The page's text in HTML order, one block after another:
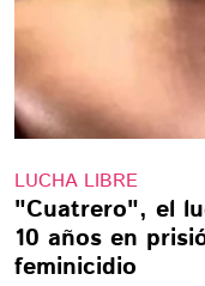
LUCHA LIBRE
"Cuatrero", el
10 años en
feminicidio